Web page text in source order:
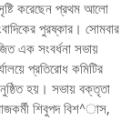
করেছেন প্রথম আলো
পুরষ্কার। সোমবার
এক সংবর্ধনা সভায়
প্রতিরোধ কমিটির
হয়। সভায় বক্তৃতা
শিবুপদ বিশ^াস,